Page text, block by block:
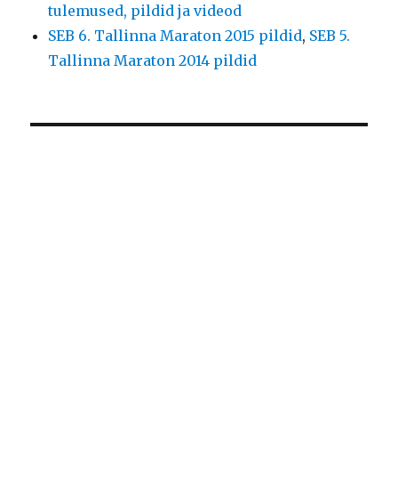
tulemused, pildid ja videod
SEB 6. Tallinna Maraton 2015 pildid, SEB 5.
Tallinna Maraton 2014 pildid